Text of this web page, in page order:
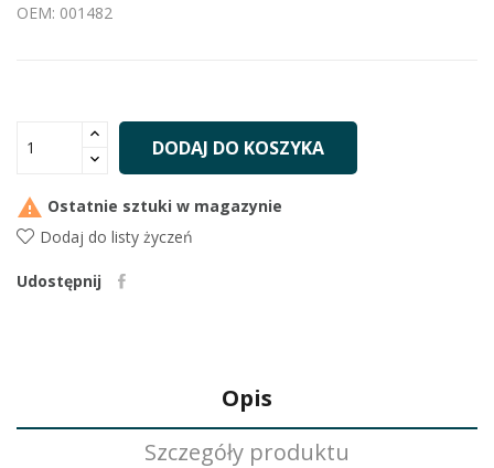
OEM: 001482
DODAJ DO KOSZYKA
 Ostatnie sztuki w magazynie
Dodaj do listy życzeń
Udostępnij
Opis
Szczegóły produktu